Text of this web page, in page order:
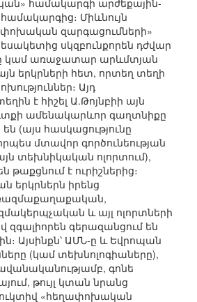
համակարգի արժեքային-
Միևնույն
զարգացումների»
սկզբունքորեն դժվար
կամ առաջատար արևմտյան
երկրների հետ, որտեղ տեղի
Այդ
է հիշել Ա.Թոյնբիի այն
ամենակարևոր գաղտնիքը
(այս հասկացությունը
մտավոր գործունեության
տեխնիկական ոլորտում),
է ուրիշներից։
երկրներն իրենց
և այլ ոլորտների
զգալիորեն գերազանցում են
Այսինքն՝ ԱՄՆ-ը և Եվրոպան
(կամ տեխնոլոգիաները),
գոնե
թույլ կտան նրանց
«հեղափոխական